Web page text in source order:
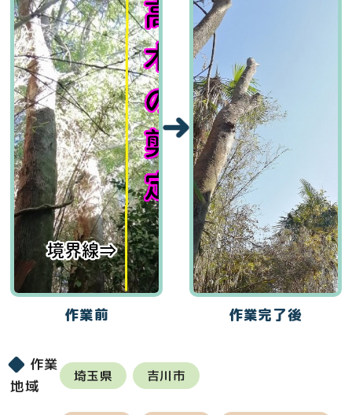
作業前 作業完了後
作業
地域
埼玉県 吉川市